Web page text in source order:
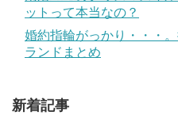
ットって本当なの？
婚約指輪がっかり・・・
ランドまとめ
新着記事